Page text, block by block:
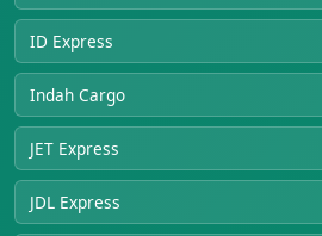
ID Express
Indah Cargo
JET Express
JDL Express